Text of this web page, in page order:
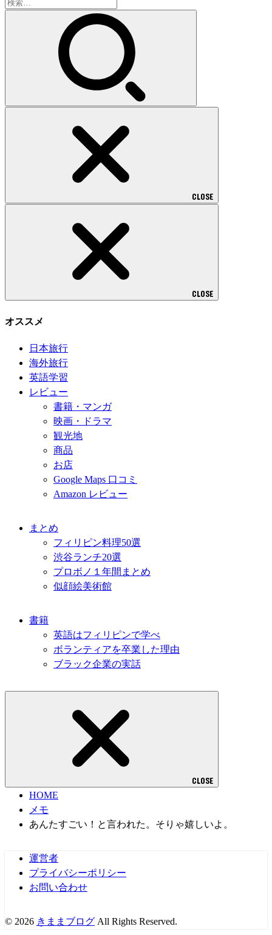
CLOSE
CLOSE
オススメ
日本旅行
海外旅行
英語学習
レビュー
書籍・マンガ
映画・ドラマ
観光地
商品
お店
Google Maps 口コミ
Amazon レビュー
まとめ
フィリピン料理50選
渋谷ランチ20選
プロボノ１年間まとめ
似顔絵美術館
書籍
英語はフィリピンで学べ
ボランティアを卒業した理由
ブラック企業の実話
CLOSE
HOME
メモ
あんたすごい！と言われた。そりゃ嬉しいよ。
運営者
プライバシーポリシー
お問い合わせ
© 2026 きままブログ All Rights Reserved.